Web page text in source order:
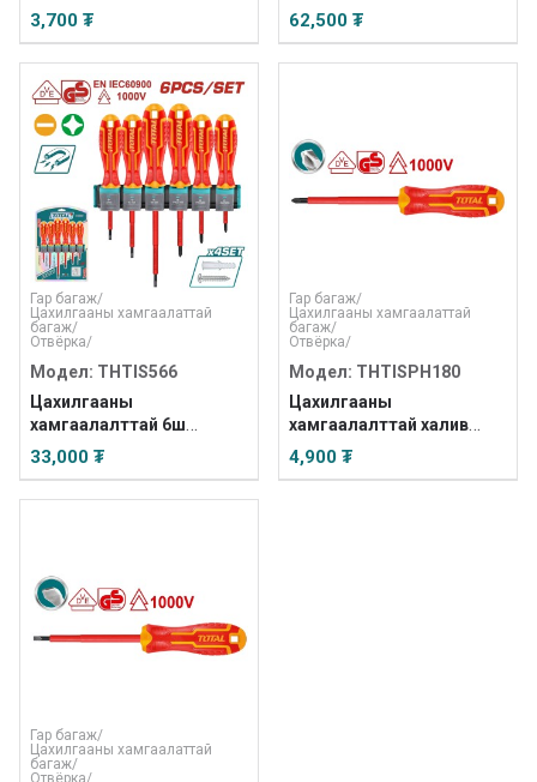
60мм нэмэх
3,700 ₮
халивын цуглуулга
/INDUSTRIAL/
62,500 ₮
Гар багаж/
Цахилгааны хамгаалаттай
багаж/
Отвёрка/
Модел: THTIS566
Цахилгааны
хамгаалалттай 6ш
халивын цуглуулга
/INDUSTRIAL/
33,000 ₮
Гар багаж/
Цахилгааны хамгаалаттай
багаж/
Отвёрка/
Модел: THTISPH180
Цахилгааны
хамгаалалттай халив
PH1x80 /INDUSTRIAL/
4,900 ₮
Гар багаж/
Цахилгааны хамгаалаттай
багаж/
Отвёрка/